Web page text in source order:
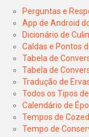
Perguntas e
App de Android
Dicionário de
Caldas e Pontos
Tabela de
Tabela de
Tradução de
Todos os Tipos
Calendário de
Tempos de
Tempo de